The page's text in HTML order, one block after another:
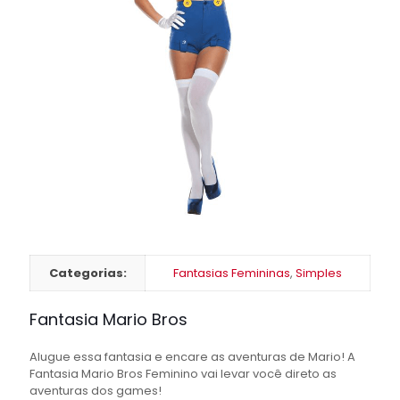
Categorias: Fantasias Femininas, Simples
Fantasia Mario Bros
Alugue essa fantasia e encare as aventuras de Mario! A
Fantasia Mario Bros Feminino vai levar você direto as
aventuras dos games!